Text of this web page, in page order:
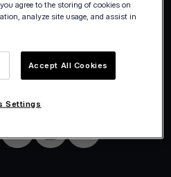
Spain
Spanish
agree to the storing of cookies on
analyze site usage, and assist in
Accept All Cookies
Settings